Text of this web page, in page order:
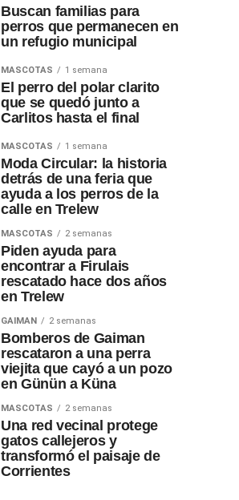
Buscan familias para
perros que permanecen en
un refugio municipal
MASCOTAS 1 semana
El perro del polar clarito
que se quedó junto a
Carlitos hasta el final
MASCOTAS 1 semana
Moda Circular: la historia
detrás de una feria que
ayuda a los perros de la
calle en Trelew
MASCOTAS 2 semanas
Piden ayuda para
encontrar a Firulais
rescatado hace dos años
en Trelew
GAIMAN 2 semanas
Bomberos de Gaiman
rescataron a una perra
viejita que cayó a un pozo
en Günün a Küna
MASCOTAS 2 semanas
Una red vecinal protege
gatos callejeros y
transformó el paisaje de
Corrientes